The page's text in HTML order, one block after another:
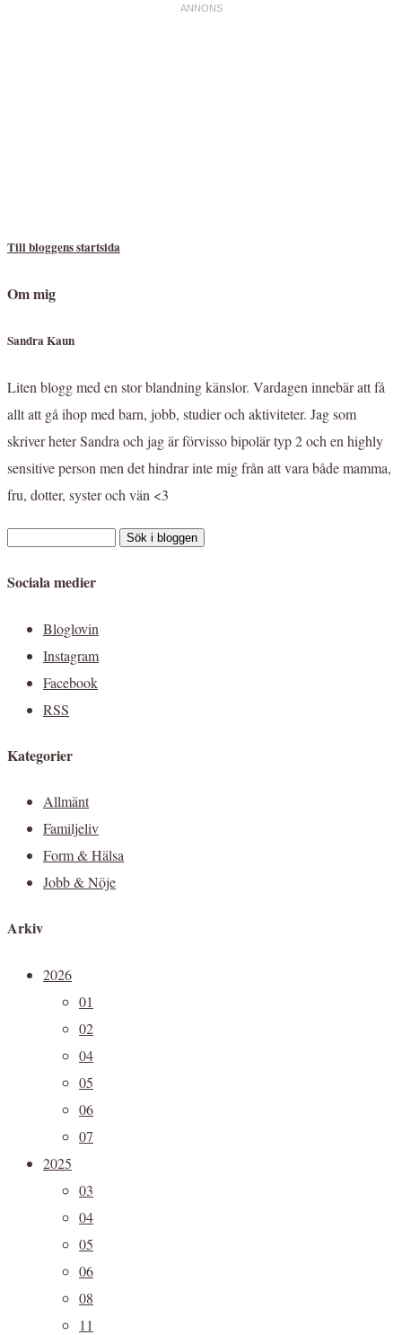
Till bloggens startsida
Om mig
Sandra Kaun
Liten blogg med en stor blandning känslor. Vardagen innebär att få
allt att gå ihop med barn, jobb, studier och aktiviteter. Jag som
skriver heter Sandra och jag är förvisso bipolär typ 2 och en highly
sensitive person men det hindrar inte mig från att vara både mamma,
fru, dotter, syster och vän <3
Sociala medier
Bloglovin
Instagram
Facebook
RSS
Kategorier
Allmänt
Familjeliv
Form & Hälsa
Jobb & Nöje
Arkiv
2026
01
02
04
05
06
07
2025
03
04
05
06
08
11